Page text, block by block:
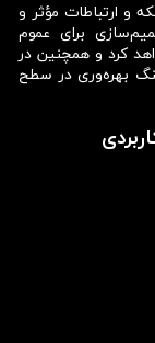
و ارتباطات مؤثر و
برای عموم
کرد و همچنین در
بهره‌وری در سطح